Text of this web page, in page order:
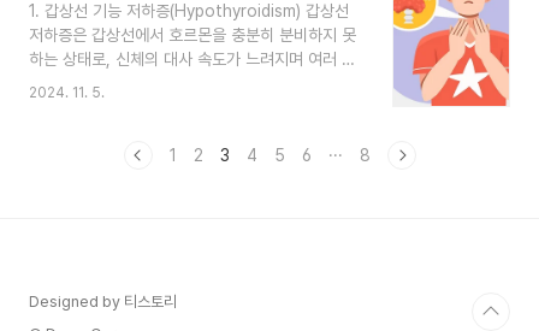
혈의 원인은 매우 다양하지만, 가장 흔한 원인으로
는 철분 결핍, 비타민 B12 결핍, 엽산 결핍 등이 있
습니다. 이 외에도 만성 질환, 출혈, 유전 질환 등이
빈혈을 유발할 수 있습니다.철분 결핍 빈혈: 철분은
1. 갑상선 기능 저하증(Hypothyroidism) 갑상선
저하증은 갑상선에서 호르몬을 충분히 분비하지 못
하는 상태로, 신체의 대사 속도가 느려지며 여러 가
지 증상이 나타납니다. 갑상선은 목 앞쪽에 위치한
이오도티로닌)와 T4(티록신)는 신체의 여러 기능에
루 종일 피로감을 느끼는 경우가 많습니다. 또한 체
2024. 11. 5.
1 2 3 4 5 6 ··· 8
Designed by 티스토리